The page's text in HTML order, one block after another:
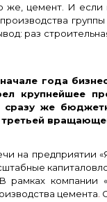
же, цемент. И
раз
года бизнес-
крупнейшее
сразу же
на предприятии
рамках
цемента